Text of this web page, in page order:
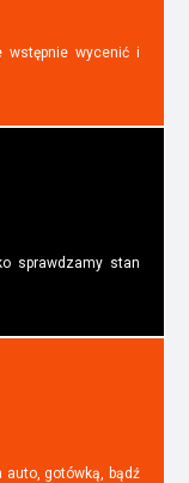
wycenić i
sprawdzamy stan
auto, gotówką, bądź